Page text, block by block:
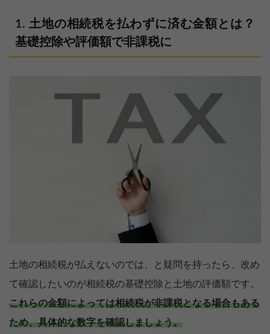
土地の相続税を払わずに済む金額とは？
基礎控除や評価額で非課税に
土地の相続税が払えないのでは、と疑問を持ったら、改め
て確認したいのが相続税の基礎控除と土地の評価額です。
これらの金額によっては相続税が非課税となる場合もある
ため、具体的な数字を確認しましょう。